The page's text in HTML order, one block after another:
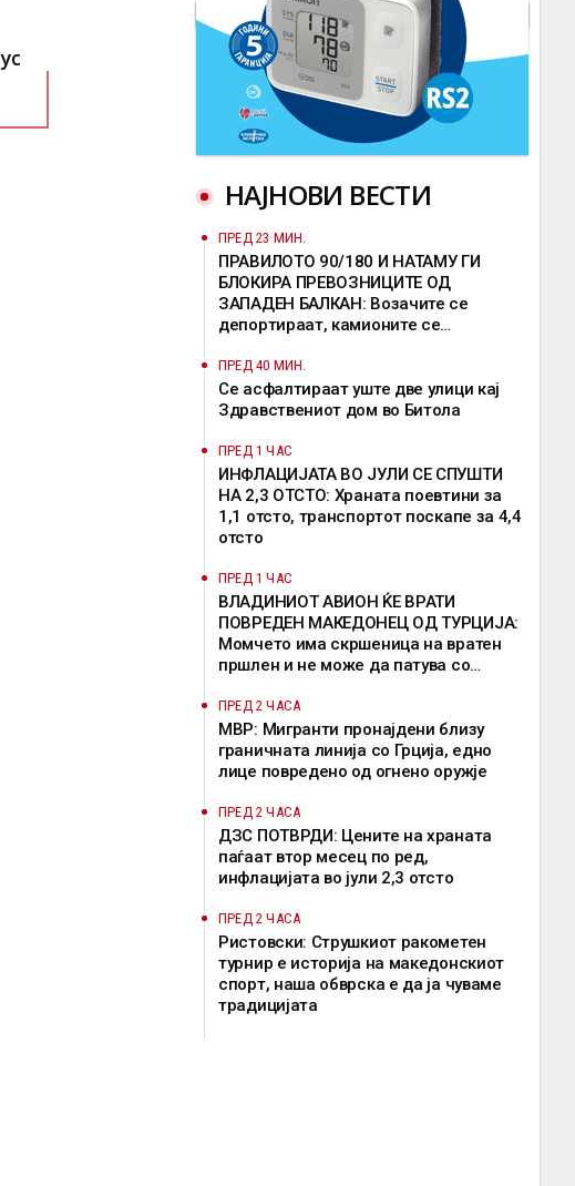
НАЈНОВИ ВЕСТИ
ПРЕД 23 МИН.
ПРАВИЛОТО 90/180 И НАТАМУ ГИ
БЛОКИРА ПРЕВОЗНИЦИТЕ ОД
ЗАПАДЕН БАЛКАН: Возачите се
депортираат, камионите се
нема
ПРЕД 40 МИН.
Се асфалтираат уште две улици кај
Здравствениот дом во Битола
ПРЕД 1 ЧАС
ИНФЛАЦИЈАТА ВО ЈУЛИ СЕ СПУШТИ
НА 2,3 ОТСТО: Храната поевтини за
1,1 отсто, транспортот поскапе за 4,4
отсто
ПРЕД 1 ЧАС
ВЛАДИНИОТ АВИОН ЌЕ ВРАТИ
ПОВРЕДЕН МАКЕДОНЕЦ ОД ТУРЦИЈА:
Момчето има скршеница на вратен
пршлен и не може да патува со
ПРЕД 2 ЧАСА
МВР: Мигранти пронајдени близу
граничната линија со Грција, едно
лице повредено од огнено оружје
ПРЕД 2 ЧАСА
ДЗС ПОТВРДИ: Цените на храната
паѓаат втор месец по ред,
инфлацијата во јули 2,3 отсто
ПРЕД 2 ЧАСА
Ристовски: Струшкиот ракометен
турнир е историја на македонскиот
спорт, наша обврска е да ја чуваме
традицијата